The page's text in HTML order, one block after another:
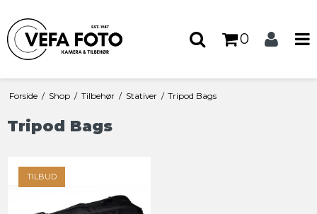
0
Forside / Shop / Tilbehør / Stativer / Tripod Bags
Tripod Bags
TILBUD